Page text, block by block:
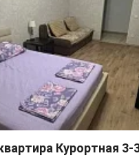
Курортная 3-